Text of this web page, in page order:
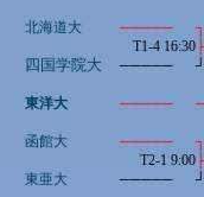
北海道大 ─────
T1-4 16:30
四国学院大 ─────
東洋大 ─────
函館大 ─────
T2-1 9:00
東亜大
─────